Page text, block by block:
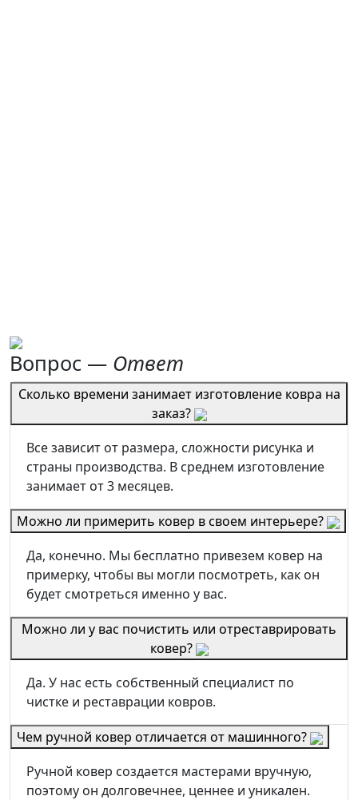
Вопрос — Ответ
Сколько времени занимает изготовление ковра на
заказ?
Все зависит от размера, сложности рисунка и
страны производства. В среднем изготовление
занимает от 3 месяцев.
Можно ли примерить ковер в своем интерьере?
Да, конечно. Мы бесплатно привезем ковер на
примерку, чтобы вы могли посмотреть, как он
будет смотреться именно у вас.
Можно ли у вас почистить или отреставрировать
ковер?
Да. У нас есть собственный специалист по
чистке и реставрации ковров.
Чем ручной ковер отличается от машинного?
Ручной ковер создается мастерами вручную,
поэтому он долговечнее, ценнее и уникален.